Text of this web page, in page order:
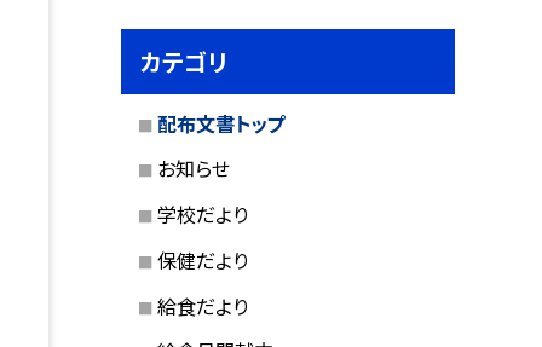
カテゴリ
配布文書トップ
お知らせ
学校だより
保健だより
給食だより